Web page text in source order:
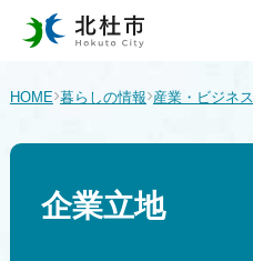
HOME›暮らしの情報›産業・ビジネス
企業立地